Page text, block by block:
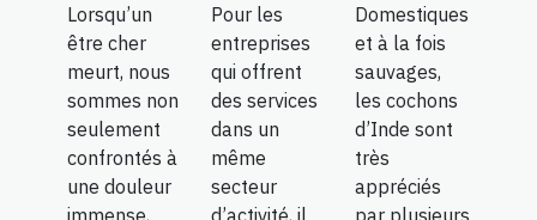
Lorsqu’un
être cher
meurt, nous
sommes non
seulement
confrontés à
une douleur
immense,
Pour les
entreprises
qui offrent
des services
dans un
même
secteur
d’activité, il
Domestiques
et à la fois
sauvages,
les cochons
d’Inde sont
très
appréciés
par plusieurs